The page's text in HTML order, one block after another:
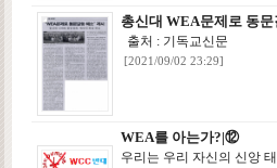
총신대 WEA문제로 동
출처 : 기독교신문
[2021/09/02 23:29]
WEA를 아는가?|⑫
우리는 우리 자신의 신앙